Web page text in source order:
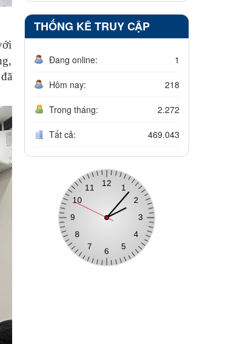
THỐNG KÊ TRUY CẬP
Đang online: 1
Hôm nay: 218
Trong tháng: 2.272
Tất cả: 469.043